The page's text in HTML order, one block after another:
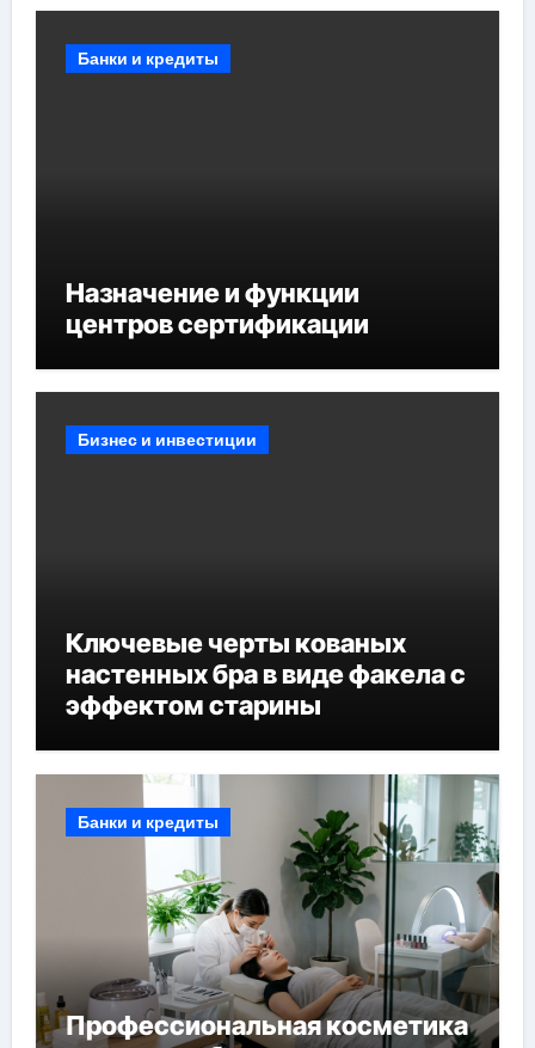
Банки и кредиты
Назначение и функции
центров сертификации
Бизнес и инвестиции
Ключевые черты кованых
настенных бра в виде факела с
эффектом старины
Банки и кредиты
Профессиональная косметика